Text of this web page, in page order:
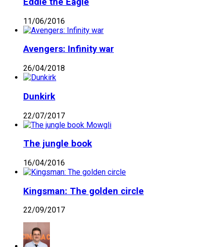
11/06/2016
Avengers: Infinity war
26/04/2018
Dunkirk
22/07/2017
The jungle book
16/04/2016
Kingsman: The golden circle
22/09/2017